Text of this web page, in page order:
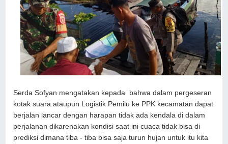
Serda Sofyan mengatakan kepada bahwa dalam pergeseran
kotak suara ataupun Logistik Pemilu ke PPK kecamatan dapat
berjalan lancar dengan harapan tidak ada kendala di dalam
perjalanan dikarenakan kondisi saat ini cuaca tidak bisa di
prediksi dimana tiba - tiba bisa saja turun hujan untuk itu kita